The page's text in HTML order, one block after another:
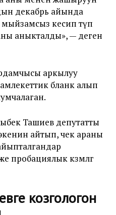
декабрь айында
кесип өтүп
аныкталды», — деген
аркылуу
бланк алып
Ташиев депутатты
айтып, чек араны
көзөмөлгө
козгологон